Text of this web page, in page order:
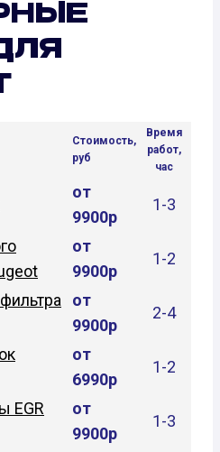
Стоимость,
руб
Время
работ,
час
от
9900р
1-3
от
9900р
1-2
от
9900р
2-4
от
6990р
1-2
EGR
от
9900р
1-3